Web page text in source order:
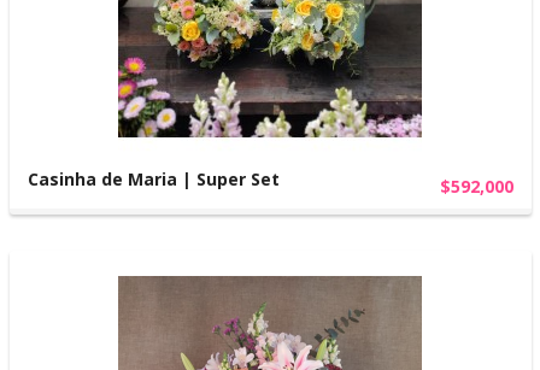
Casinha de Maria | Super Set $592,000